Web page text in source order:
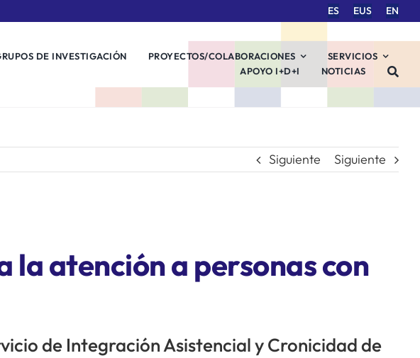
ES EUS EN
DE INVESTIGACIÓN PROYECTOS/COLABORACIONES
SERVICIOS
APOYO I+D+I
NOTICIAS
Siguiente Siguiente
atención a personas con
de Integración Asistencial y Cronicidad de